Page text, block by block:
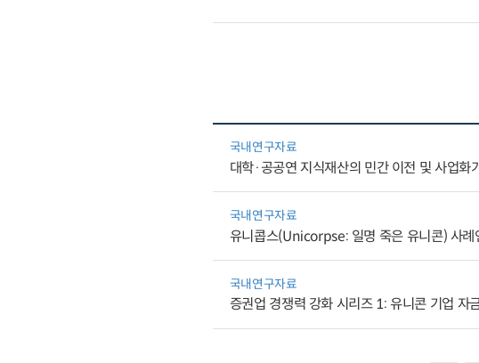
국내연구자료
대학·공공연 지식재산의 민간 이전 및 사업화
국내연구자료
유니콥스(Unicorpse: 일명 죽은 유니콘) 사례
국내연구자료
증권업 경쟁력 강화 시리즈 1: 유니콘 기업 자